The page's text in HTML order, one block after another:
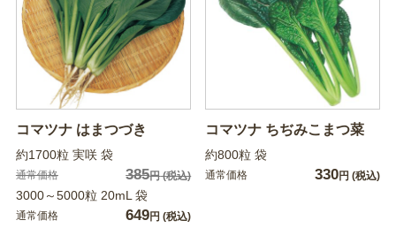
コマツナ はまつづき
約1700粒 実咲 袋
通常価格 385円(税込)
3000～5000粒 20mL 袋
通常価格 649円 (税込)
コマツナ ちぢみこまつ菜
約800粒 袋
通常価格 330円 (税込)